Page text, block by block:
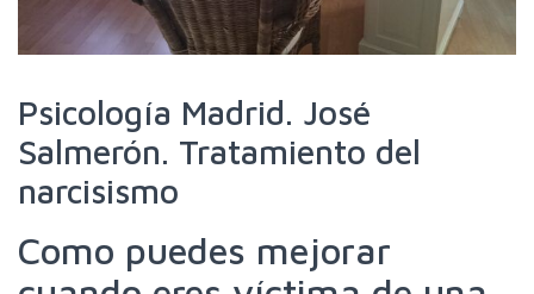
Psicología Madrid. José
Salmerón. Tratamiento del
narcisismo
Como puedes mejorar